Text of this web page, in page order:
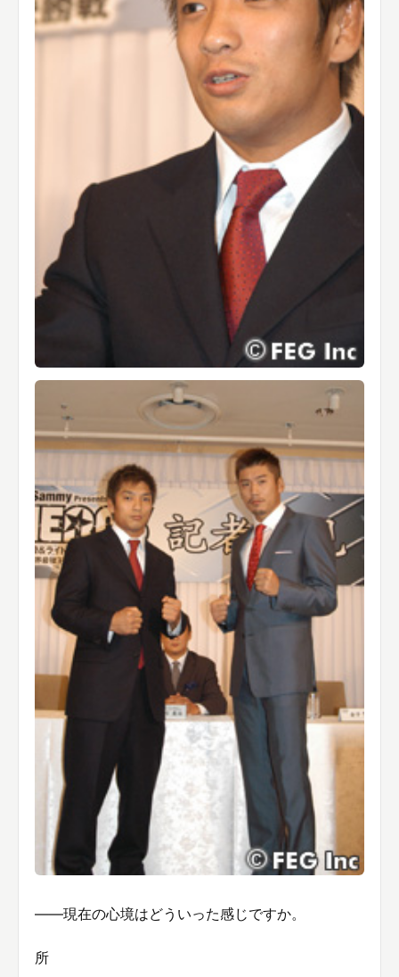
――現在の心境はどういった感じですか。
所